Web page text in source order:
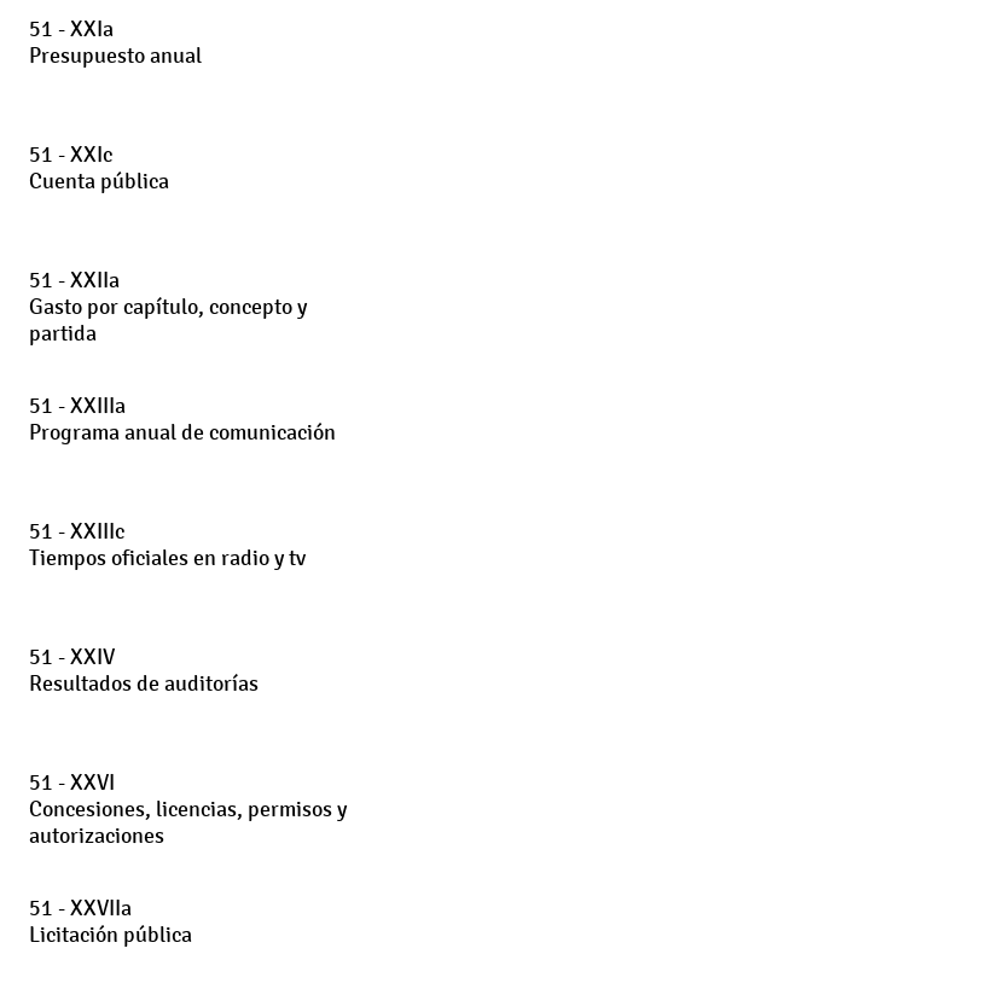
51 - XXIa
Presupuesto anual
51 - XXIc
Cuenta pública
51 - XXIIa
Gasto por capítulo, concepto y
partida
51 - XXIIIa
Programa anual de comunicación
51 - XXIIIc
Tiempos oficiales en radio y tv
51 - XXIV
Resultados de auditorías
51 - XXVI
Concesiones, licencias, permisos y
autorizaciones
51 - XXVIIa
Licitación pública